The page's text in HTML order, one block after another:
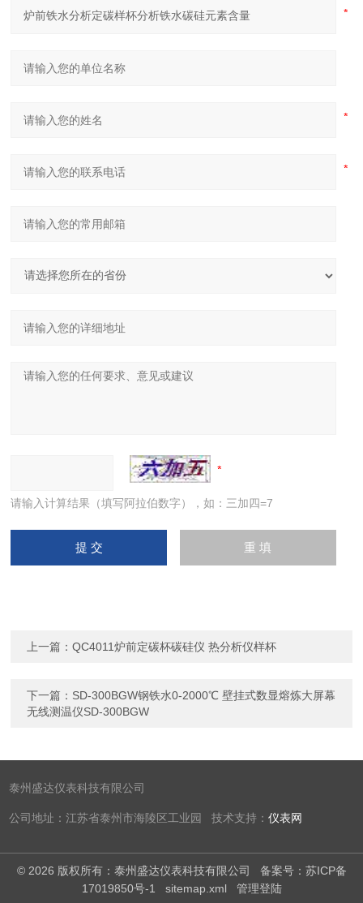
请输入计算结果（填写阿拉伯数字），如：三加四=7
上一篇：QC4011炉前定碳杯碳硅仪 热分析仪样杯
下一篇： SD-300BGW钢铁水0-2000℃ 壁挂式数显熔炼大屏幕
无线测温仪SD-300BGW
泰州盛达仪表科技有限公司
公司地址：江苏省泰州市海陵区工业园 技术支持：仪表网
© 2026 版权所有：泰州盛达仪表科技有限公司 备案号：苏ICP备
17019850号-1
sitemap.xml 管理登陆